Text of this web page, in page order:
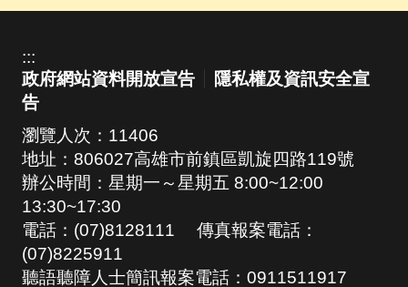
:::
政府網站資料開放宣告
隱私權及資訊安全宣
告
瀏覽人次： 11406
地址：806027高雄市前鎮區凱旋四路119號
辦公時間：星期一～星期五 8:00~12:00
13:30~17:30
電話：(07)8128111 傳真報案電話：
(07)8225911
聽語聽障人士簡訊報案電話：0911511917